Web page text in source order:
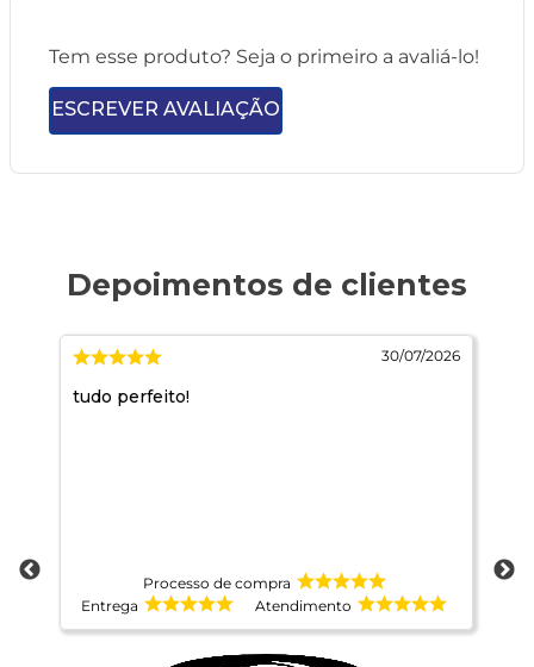
Tem esse produto? Seja o primeiro a avaliá-lo!
ESCREVER AVALIAÇÃO
30/07/2026
tudo perfeito!
Processo de compra
Entrega
Atendimento